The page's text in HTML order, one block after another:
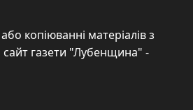
копіюванні матеріалів з
сайт газети "Лубенщина" -